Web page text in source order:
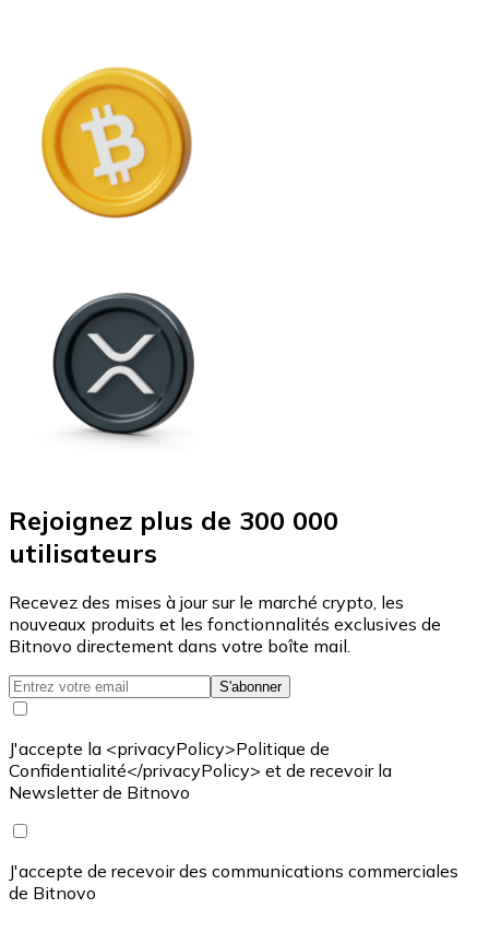
Rejoignez plus de 300 000
utilisateurs
Recevez des mises à jour sur le marché crypto, les
nouveaux produits et les fonctionnalités exclusives de
Bitnovo directement dans votre boîte mail.
S'abonner
J'accepte la <privacyPolicy>Politique de
Confidentialité</privacyPolicy> et de recevoir la
Newsletter de Bitnovo
J'accepte de recevoir des communications commerciales
de Bitnovo